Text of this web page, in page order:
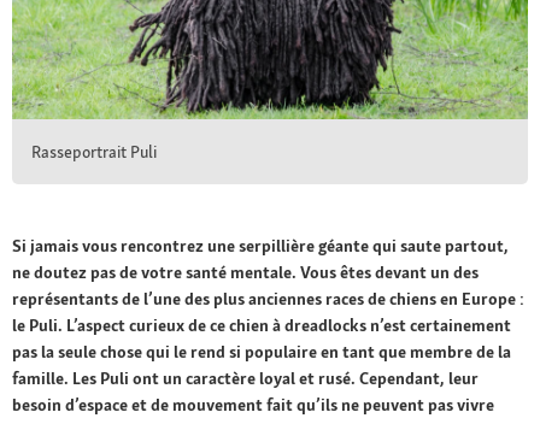
Rasseportrait Puli
Si jamais vous rencontrez une serpillière géante qui saute partout,
ne doutez pas de votre santé mentale. Vous êtes devant un des
représentants de l’une des plus anciennes races de chiens en Europe :
le Puli. L’aspect curieux de ce chien à dreadlocks n’est certainement
pas la seule chose qui le rend si populaire en tant que membre de la
famille. Les Puli ont un caractère loyal et rusé. Cependant, leur
besoin d’espace et de mouvement fait qu’ils ne peuvent pas vivre